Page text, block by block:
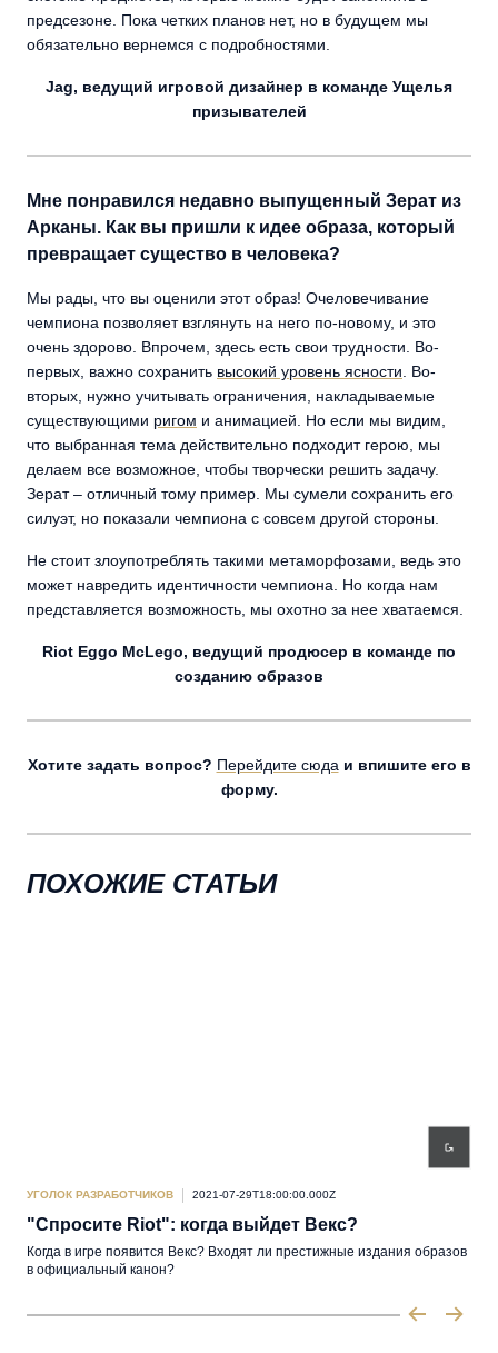
предсезоне. Пока четких планов нет, но в будущем мы
обязательно вернемся с подробностями.
Jag, ведущий игровой дизайнер в команде Ущелья
призывателей
Мне понравился недавно выпущенный Зерат из
Арканы. Как вы пришли к идее образа, который
превращает существо в человека?
Мы рады, что вы оценили этот образ! Очеловечивание
чемпиона позволяет взглянуть на него по-новому, и это
очень здорово. Впрочем, здесь есть свои трудности. Во-
первых, важно сохранить высокий уровень ясности . Во-
вторых, нужно учитывать ограничения, накладываемые
существующими ригом и анимацией. Но если мы видим,
что выбранная тема действительно подходит герою, мы
делаем все возможное, чтобы творчески решить задачу.
Зерат – отличный тому пример. Мы сумели сохранить его
силуэт, но показали чемпиона с совсем другой стороны.
Не стоит злоупотреблять такими метаморфозами, ведь это
может навредить идентичности чемпиона. Но когда нам
представляется возможность, мы охотно за нее хватаемся.
Riot Eggo McLego, ведущий продюсер в команде по
созданию образов
Хотите задать вопрос? Перейдите сюда и впишите его в
форму.
ПОХОЖИЕ СТАТЬИ
УГОЛОК РАЗРАБОТЧИКОВ 2021-07-29T18:00:00.000Z
"Спросите Riot": когда выйдет Векс?
Когда в игре появится Векс? Входят ли престижные издания образов
в официальный канон?